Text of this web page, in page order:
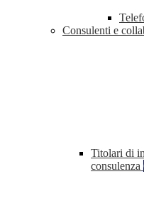
Consulenti e
Titolari di
consulenza